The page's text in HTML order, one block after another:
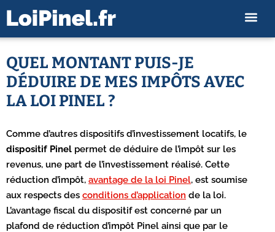
QUEL MONTANT PUIS-JE
DÉDUIRE DE MES IMPÔTS AVEC
LA LOI PINEL ?
Comme d’autres dispositifs d’investissement locatifs, le
dispositif Pinel permet de déduire de l’impôt sur les
revenus, une part de l’investissement réalisé. Cette
réduction d’impôt, avantage de la loi Pinel, est soumise
aux respects des conditions d’application de la loi.
L’avantage fiscal du dispositif est concerné par un
plafond de réduction d’impôt Pinel ainsi que par le